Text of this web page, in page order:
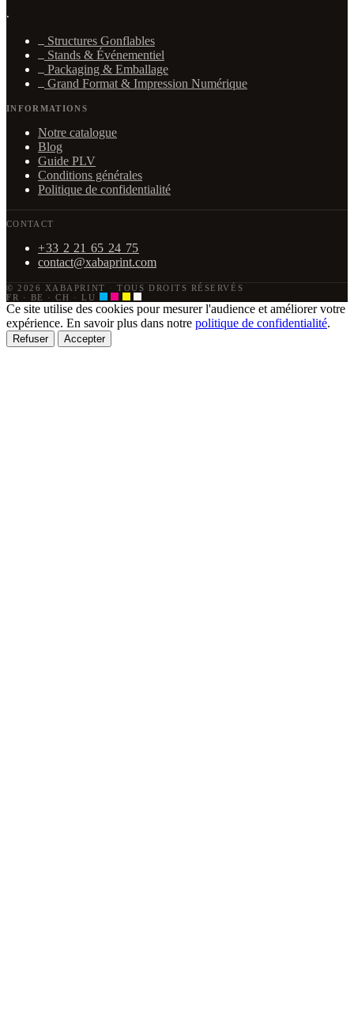
·
Structures Gonflables
Stands & Événementiel
Packaging & Emballage
Grand Format & Impression Numérique
INFORMATIONS
Notre catalogue
Blog
Guide PLV
Conditions générales
Politique de confidentialité
CONTACT
+33 2 21 65 24 75
contact@xabaprint.com
© 2026 XABAPRINT ·
TOUS DROITS RÉSERVÉS
FR · BE · CH · LU
Ce site utilise des cookies pour mesurer l'audience et améliorer votre
expérience. En savoir plus dans notre politique de confidentialité.
Refuser Accepter